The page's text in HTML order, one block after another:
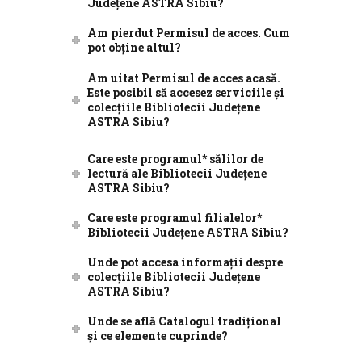
CONTUL MEU
Județene ASTRA Sibiu?
Am pierdut Permisul de acces. Cum
pot obține altul?
Am uitat Permisul de acces acasă.
Este posibil să accesez serviciile și
colecțiile Bibliotecii Județene
ASTRA Sibiu?
Care este programul* sălilor de
lectură ale Bibliotecii Județene
ASTRA Sibiu?
Care este programul filialelor*
Bibliotecii Județene ASTRA Sibiu?
Unde pot accesa informații despre
colecțiile Bibliotecii Județene
ASTRA Sibiu?
Unde se află Catalogul tradițional
și ce elemente cuprinde?